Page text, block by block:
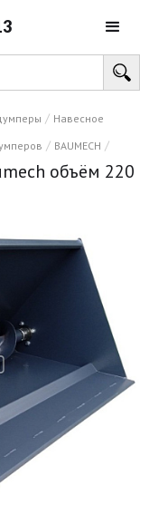
/ Навесное
/ BAUMECH /
объём 220